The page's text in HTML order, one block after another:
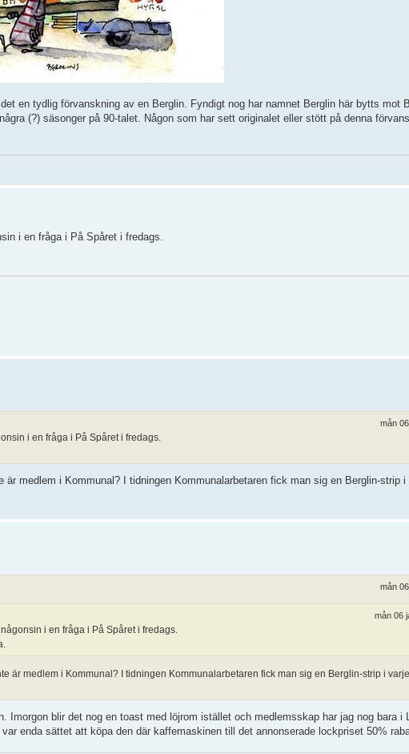
en tydlig förvanskning av en Berglin. Fyndigt nog har namnet Berglin här bytts mot
(?) säsonger på 90-talet. Någon som har sett originalet eller stött på denna
i en fråga i På Spåret i fredags.
mån
i en fråga i På Spåret i fredags.
medlem i Kommunal? I tidningen Kommunalarbetaren fick man sig en Berglin-strip i
mån
mån 06
i en fråga i På Spåret i fredags.
är medlem i Kommunal? I tidningen Kommunalarbetaren fick man sig en Berglin-strip i
Imorgon blir det nog en toast med löjrom istället och medlemsskap har jag nog bara i
enda sättet att köpa den där kaffemaskinen till det annonserade lockpriset 50%